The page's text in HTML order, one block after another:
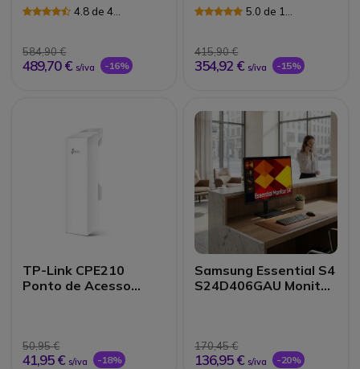
4.8 de 4
584,90 €
489,70 € s/iva -16%
+ Capa 5.0 de 1
415,90 €
354,92 € s/iva -15%
TP-Link CPE210
Ponto de Acesso
50,95 €
41,95 € s/iva -18%
Samsung Essential S4
S24D406GAU Monitor
170,45 €
136,95 € s/iva -20%